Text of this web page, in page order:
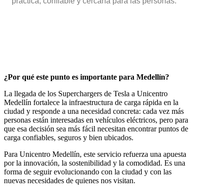
¿Por qué este punto es importante para Medellín?
La llegada de los Superchargers de Tesla a Unicentro
Medellín fortalece la infraestructura de carga rápida en la
ciudad y responde a una necesidad concreta: cada vez más
personas están interesadas en vehículos eléctricos, pero para
que esa decisión sea más fácil necesitan encontrar puntos de
carga confiables, seguros y bien ubicados.
Para Unicentro Medellín, este servicio refuerza una apuesta
por la innovación, la sostenibilidad y la comodidad. Es una
forma de seguir evolucionando con la ciudad y con las
nuevas necesidades de quienes nos visitan.